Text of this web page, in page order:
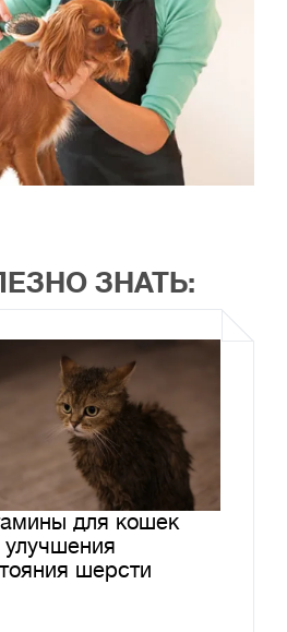
ЗНАТЬ:
для кошек
улучшения
шерсти